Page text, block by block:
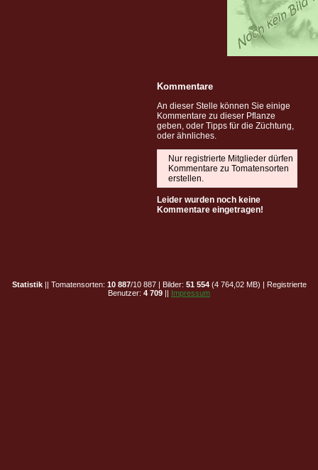
Kommentare
An dieser Stelle können Sie einige
Kommentare zu dieser Pflanze
geben, oder Tipps für die Züchtung,
oder ähnliches.
Nur registrierte Mitglieder dürfen
Kommentare zu Tomatensorten
erstellen.
Leider wurden noch keine
Kommentare eingetragen!
Statistik|| Tomatensorten: 10 887/10 887 | Bilder: 51 554(4 764,02 MB) | Registrierte
Benutzer: 4 709 || Impressum